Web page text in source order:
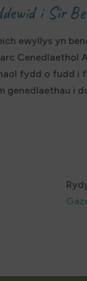
i Sir
ewyllys yn
Cenedlaethol
fydd o fudd i
genedlaethau i